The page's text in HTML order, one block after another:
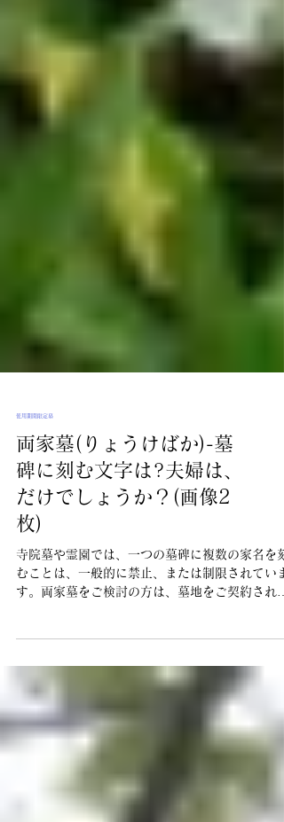
碑に刻む文字は?夫婦は、
だけでしょうか？(画像2
す。両家墓をご検討の方は、墓地をご契約される
前に、まず、墓地の使用規定若しくは規則を調べ
なければなりません。 両家墓にする理由は、夫
間⁻親子間-親族間-の事情や信条によるもので、一
様ではありません。京都のお墓-八瀬霊苑の「使
期間限定墓」なら、[両家墓]の円満なお墓開きの
手伝いができます。期限付き墓地の選択もありま
す。ご相談は何度でもお申し越し下さい。何度で